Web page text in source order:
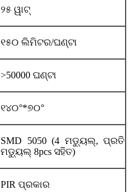
୨୫ ୱାଟ୍
୧୫୦ ଲିମିଟର/ଘଣ୍ଟା
>50000 ଘଣ୍ଟା
୧୪୦°*୭୦°
SMD 5050 (4 ମଡ୍ୟୁଲ୍, ପ୍ରତି
ମଡ୍ୟୁଲ୍ 8pcs ସହିତ)
PIR ପ୍ରକାର